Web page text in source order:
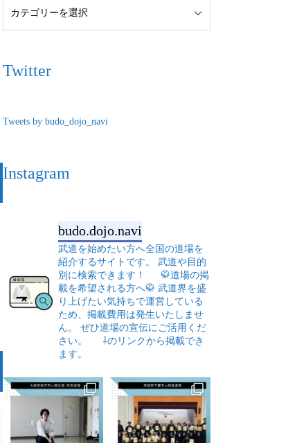
Twitter
Tweets by budo_dojo_navi
Instagram
budo.dojo.navi
武道を始めたい方へ全国の道場を
紹介するサイトです。
武道や目的
別に検索できます！
🥋道場の掲
載を希望される方へ🥋 武道界を盛
り上げたい気持ちで運営している
ため、掲載費用は発生いたしませ
ん。
ぜひ道場の宣伝にご活用くだ
さい。
⇩のリンクから掲載でき
ます。